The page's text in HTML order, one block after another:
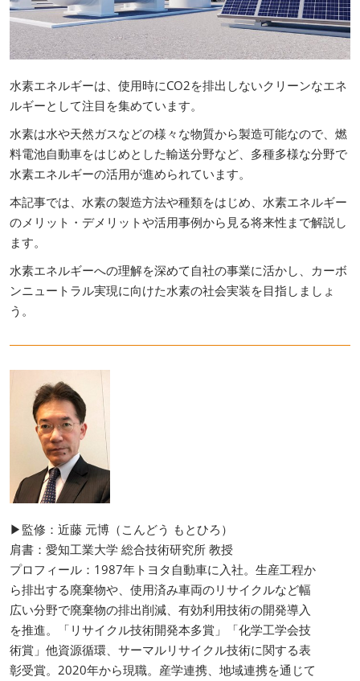
水素エネルギーは、使用時にCO2を排出しないクリーンなエネ
ルギーとして注目を集めています。
水素は水や天然ガスなどの様々な物質から製造可能なので、燃
料電池自動車をはじめとした輸送分野など、多種多様な分野で
水素エネルギーの活用が進められています。
本記事では、水素の製造方法や種類をはじめ、水素エネルギー
のメリット・デメリットや活用事例から見る将来性まで解説し
ます。
水素エネルギーへの理解を深めて自社の事業に活かし、カーボ
ンニュートラル実現に向けた水素の社会実装を目指しましょ
う。
▶監修：近藤 元博（こんどう もとひろ）
肩書：愛知工業大学 総合技術研究所 教授
プロフィール：1987年トヨタ自動車に入社。生産工程か
ら排出する廃棄物や、使用済み車両のリサイクルなど幅
広い分野で廃棄物の排出削減、有効利用技術の開発導入
を推進。「リサイクル技術開発本多賞」「化学工学会技
術賞」他資源循環、サーマルリサイクル技術に関する表
彰受賞。2020年から現職。産学連携、地域連携を通じて